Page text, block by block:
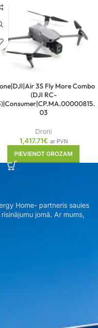
3S Fly More Combo
(DJI RC-
03
Droni
1,417.71€ ar PVN
PIEVIENOT GROZAM
Home- partneris saules
jomā. Ar mums,